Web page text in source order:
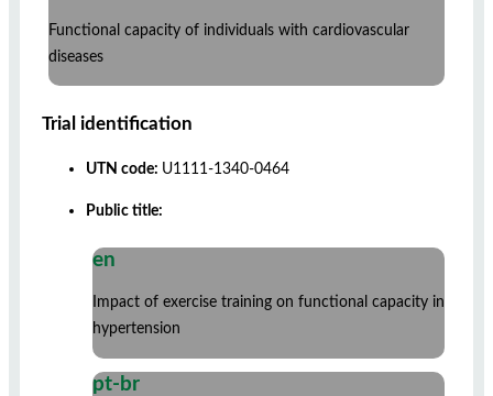
Functional capacity of individuals with cardiovascular
diseases
Trial identification
UTN code: U1111-1340-0464
Public title:
en
Impact of exercise training on functional capacity in
hypertension
pt-br